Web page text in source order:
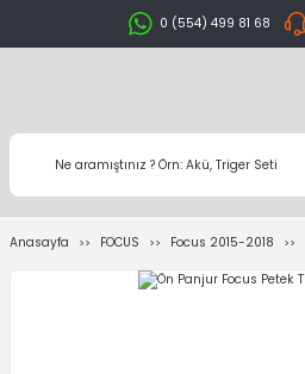
0 (554) 499 81 68
Anasayfa FOCUS Focus 2015-2018